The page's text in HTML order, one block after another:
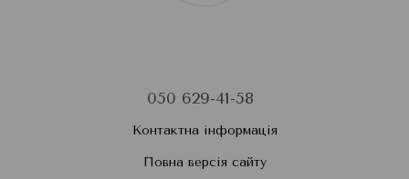
050 629-41-58
Контактна інформація
Повна версія сайту